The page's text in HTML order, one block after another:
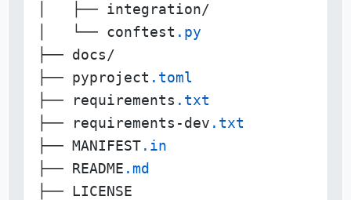
│   ├── integration/
│   └── conftest .py
├── docs/
├── pyproject .toml
├── requirements .txt
├── requirements-dev .txt
├── MANIFEST.in
├── README .md
├── LICENSE